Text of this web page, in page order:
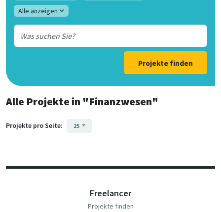
Alle anzeigen
Projekte finden
Alle Projekte in "Finanzwesen"
Projekte pro Seite: 25
Freelancer
Projekte finden